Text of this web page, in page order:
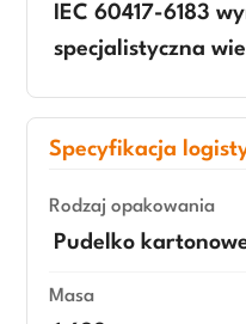
IEC 60417-6183
specjalistyczna
Specyfikacja
Rodzaj opakowania
Pudelko
Masa